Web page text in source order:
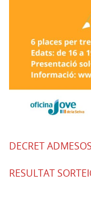
DECRET
RESULTAT